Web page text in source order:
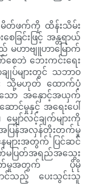
တ်ဖက်ကို ထိန်းသိမ်း
ခြင်းဖြင့် အန္တရာယ်
မဟာဗျူဟာမြောက်
ေဘဲ ဘေးကင်းရေး
ျုပ်များတွင် သဘာဝ
ျား သို့မဟုတ် ထောက်ပံ့
ာသော အနှောင့်အယှက်
ာင်မှုနှင့် အရေးပေါ်
မျှော်လင့်ချက်များကို
၊ အပြန်အလှန်တိုးတက်မှု
ေများအတွက် ပြင်ဆင်
ဆက်မပြတ်အရည်အသွေး
ပတ်မှုအတွက် ပိုမို
င်သည့် ပေးသွင်းသူ